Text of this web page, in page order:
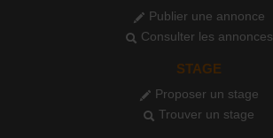
Publier une annonce
Consulter les annonces
STAGE
Proposer un stage
Trouver un stage